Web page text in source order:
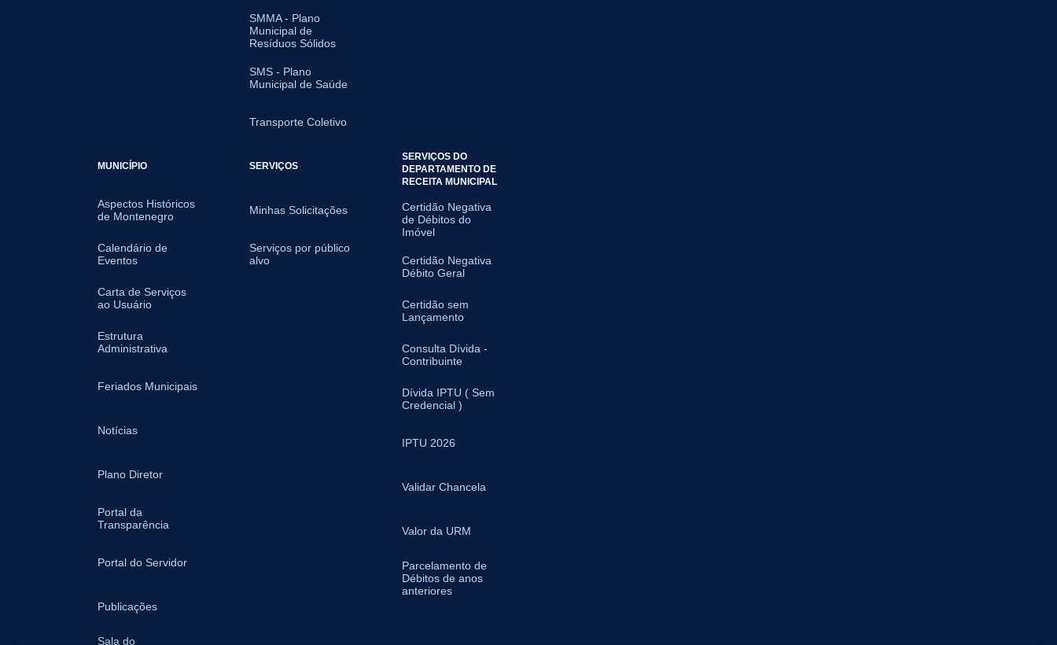
SMMA - Plano
Municipal de
Resíduos Sólidos
SMS - Plano
Municipal de Saúde
Transporte Coletivo
MUNICÍPIO
Aspectos Históricos
de Montenegro
Calendário de
Eventos
Carta de Serviços
ao Usuário
Estrutura
Administrativa
Feriados Municipais
Notícias
Plano Diretor
Portal da
Transparência
Portal do Servidor
Publicações
Sala do
SERVIÇOS
Minhas Solicitações
Serviços por público
alvo
SERVIÇOS DO
DEPARTAMENTO DE
RECEITA MUNICIPAL
Certidão Negativa
de Débitos do
Imóvel
Certidão Negativa
Débito Geral
Certidão sem
Lançamento
Consulta Dívida -
Contribuinte
Dívida IPTU ( Sem
Credencial )
IPTU 2026
Validar Chancela
Valor da URM
Parcelamento de
Débitos de anos
anteriores